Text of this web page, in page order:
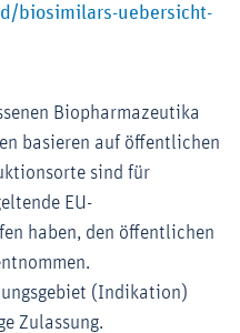
biosimilars-uebersicht-
Link (Öffnet im neuen
Biopharmazeutika
basieren auf öffentlichen
sind für
EU-
haben, den öffentlichen
(Indikation)
Zulassung.